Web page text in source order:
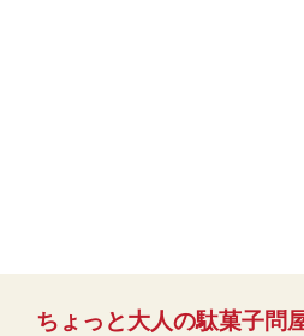
ちょっと大人の駄菓子問